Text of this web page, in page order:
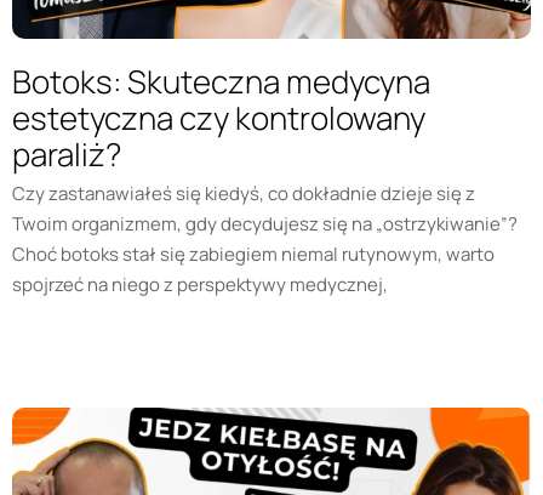
Botoks: Skuteczna medycyna
estetyczna czy kontrolowany
paraliż?
Czy zastanawiałeś się kiedyś, co dokładnie dzieje się z
Twoim organizmem, gdy decydujesz się na „ostrzykiwanie”?
Choć botoks stał się zabiegiem niemal rutynowym, warto
spojrzeć na niego z perspektywy medycznej,